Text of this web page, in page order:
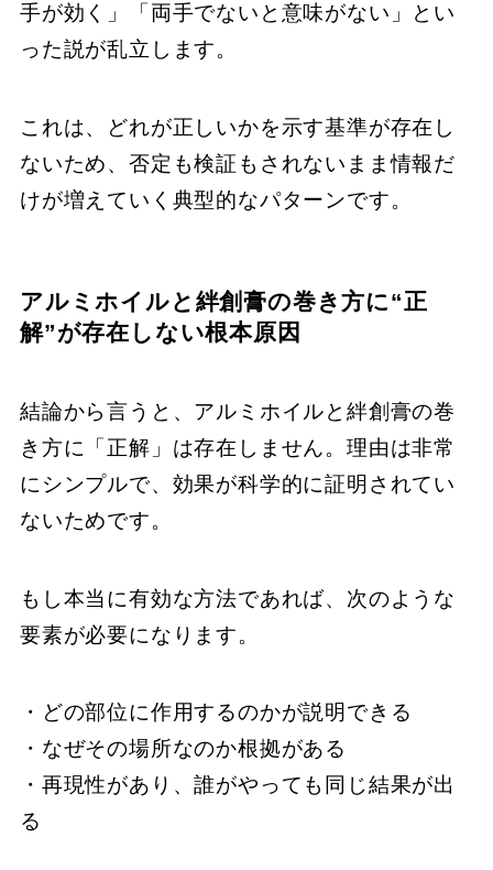
手が効く」「両手でないと意味がない」とい
った説が乱立します。
これは、どれが正しいかを示す基準が存在し
ないため、否定も検証もされないまま情報だ
けが増えていく典型的なパターンです。
アルミホイルと絆創膏の巻き方に“正
解”が存在しない根本原因
結論から言うと、アルミホイルと絆創膏の巻
き方に「正解」は存在しません。理由は非常
にシンプルで、効果が科学的に証明されてい
ないためです。
もし本当に有効な方法であれば、次のような
要素が必要になります。
・どの部位に作用するのかが説明できる
・なぜその場所なのか根拠がある
・再現性があり、誰がやっても同じ結果が出
る